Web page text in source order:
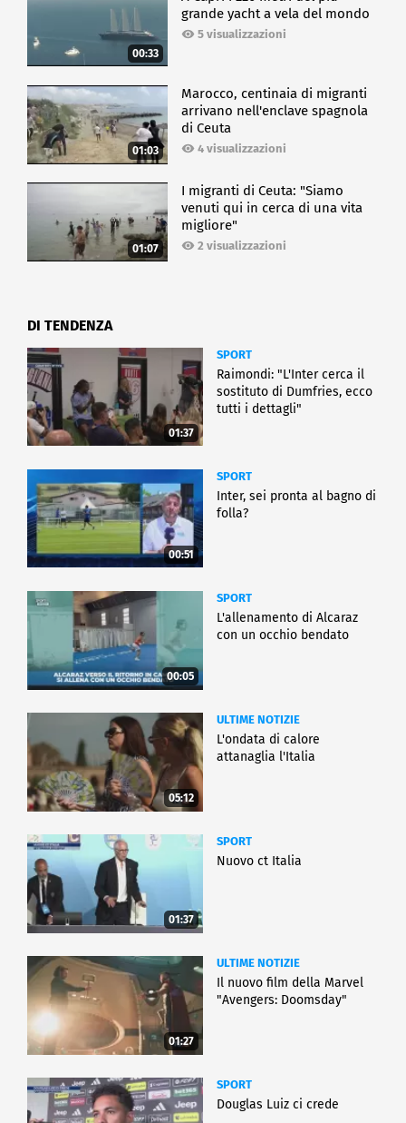
00:33
grande yacht a vela del mondo
5 visualizzazioni
01:03
Marocco, centinaia di migranti
arrivano nell'enclave spagnola
di Ceuta
4 visualizzazioni
01:07
I migranti di Ceuta: "Siamo
venuti qui in cerca di una vita
migliore"
2 visualizzazioni
DI TENDENZA
01:37
SPORT
Raimondi: "L'Inter cerca il
sostituto di Dumfries, ecco
tutti i dettagli"
00:51
SPORT
Inter, sei pronta al bagno di
folla?
00:05
SPORT
L'allenamento di Alcaraz
con un occhio bendato
05:12
ULTIME NOTIZIE
L'ondata di calore
attanaglia l'Italia
01:37
SPORT
Nuovo ct Italia
01:27
ULTIME NOTIZIE
Il nuovo film della Marvel
"Avengers: Doomsday"
SPORT
Douglas Luiz ci crede